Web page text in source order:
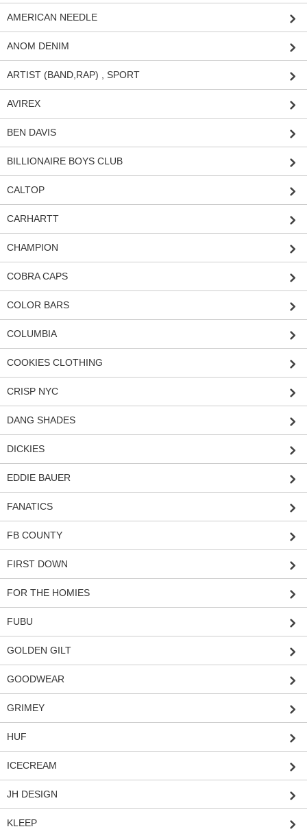
AMERICAN NEEDLE
ANOM DENIM
ARTIST (BAND,RAP) , SPORT
AVIREX
BEN DAVIS
BILLIONAIRE BOYS CLUB
CALTOP
CARHARTT
CHAMPION
COBRA CAPS
COLOR BARS
COLUMBIA
COOKIES CLOTHING
CRISP NYC
DANG SHADES
DICKIES
EDDIE BAUER
FANATICS
FB COUNTY
FIRST DOWN
FOR THE HOMIES
FUBU
GOLDEN GILT
GOODWEAR
GRIMEY
HUF
ICECREAM
JH DESIGN
KLEEP